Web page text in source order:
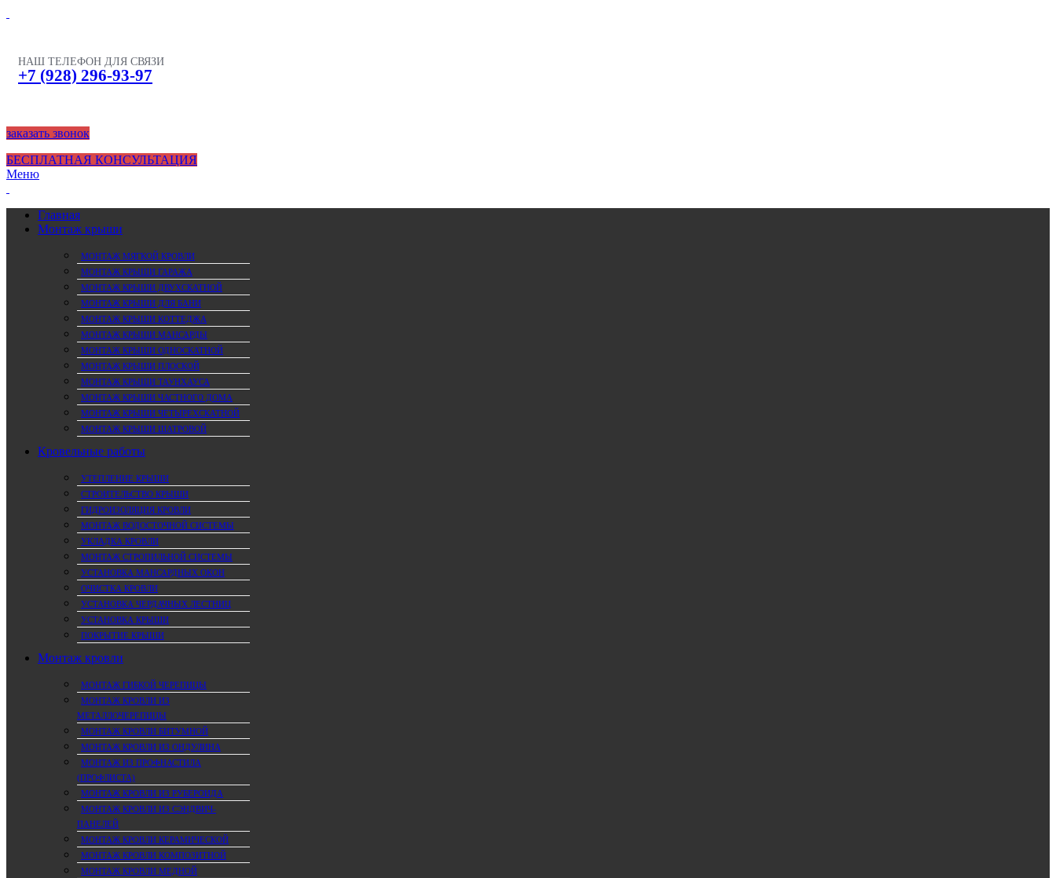
НАШ ТЕЛЕФОН ДЛЯ СВЯЗИ
+7 (928) 296-93-97
заказать звонок
БЕСПЛАТНАЯ КОНСУЛЬТАЦИЯ
Меню
Главная
Монтаж крыши
МОНТАЖ МЯГКОЙ КРОВЛИ
МОНТАЖ КРЫШИ ГАРАЖА
МОНТАЖ КРЫШИ ДВУХСКАТНОЙ
МОНТАЖ КРЫШИ ДЛЯ БАНИ
МОНТАЖ КРЫШИ КОТТЕДЖА
МОНТАЖ КРЫШИ МАНСАРДЫ
МОНТАЖ КРЫШИ ОДНОСКАТНОЙ
МОНТАЖ КРЫШИ ПЛОСКОЙ
МОНТАЖ КРЫШИ ТАУНХАУСА
МОНТАЖ КРЫШИ ЧАСТНОГО ДОМА
МОНТАЖ КРЫШИ ЧЕТЫРЕХСКАТНОЙ
МОНТАЖ КРЫШИ ШАТРОВОЙ
Кровельные работы
УТЕПЛЕНИЕ КРЫШИ
СТРОИТЕЛЬСТВО КРЫШИ
ГИДРОИЗОЛЯЦИЯ КРОВЛИ
МОНТАЖ ВОДОСТОЧНОЙ СИСТЕМЫ
УКЛАДКА КРОВЛИ
МОНТАЖ СТРОПИЛЬНОЙ СИСТЕМЫ
УСТАНОВКА МАНСАРДНЫХ ОКОН
ОЧИСТКА КРОВЛИ
УСТАНОВКА ЧЕРДАЧНЫХ ЛЕСТНИЦ
УСТАНОВКА КРЫШИ
ПОКРЫТИЕ КРЫШИ
Монтаж кровли
МОНТАЖ ГИБКОЙ ЧЕРЕПИЦЫ
МОНТАЖ КРОВЛИ ИЗ
МЕТАЛЛОЧЕРЕПИЦЫ
МОНТАЖ КРОВЛИ БИТУМНОЙ
МОНТАЖ КРОВЛИ ИЗ ОНДУЛИНА
МОНТАЖ ИЗ ПРОФНАСТИЛА
(ПРОФЛИСТА)
МОНТАЖ КРОВЛИ ИЗ РУБЕРОИДА
МОНТАЖ КРОВЛИ ИЗ СЭНДВИЧ-
ПАНЕЛЕЙ
МОНТАЖ КРОВЛИ КЕРАМИЧЕСКОЙ
МОНТАЖ КРОВЛИ КОМПОЗИТНОЙ
МОНТАЖ КРОВЛИ МЕДНОЙ